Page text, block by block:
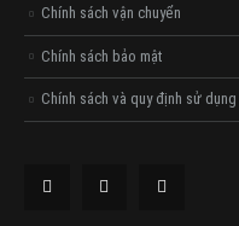
Chính sách vận chuyển
Chính sách bảo mật
Chính sách và quy định sử dụng